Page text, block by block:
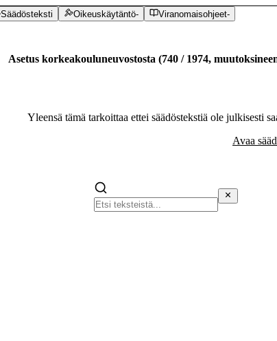
Säädösteksti Oikeuskäytäntö- Viranomaisohjeet-
Asetus korkeakouluneuvostosta (740 / 1974,
Yleensä tämä tarkoittaa ettei säädöstekstiä ole julkisesti
Avaa